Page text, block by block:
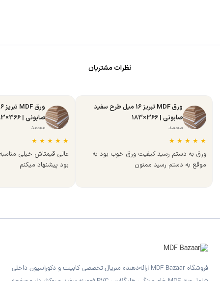
نظرات مشتریان
ورق MDF تبریز 16 میل طرح سفید
صابونی | 366×183
محمد
★
★
★
★
★
ورق به دستم رسید کیفیت ورق خوب بود به
موقع به دستم رسید ممنون
صابونی | 366×183
محمد
★
★
★
★
★
عالی قیمتاش خیلی
بود پیشنهاد میکنم
فروشگاه MDF Bazaar ارائه‌دهنده متریال تخصصی کابینت و دکوراسیون داخلی